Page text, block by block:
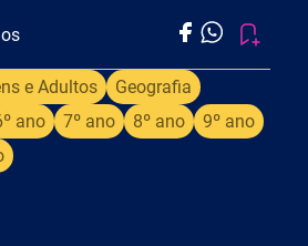
e Adultos
Geografia
ano 7º ano 8º ano
9º ano